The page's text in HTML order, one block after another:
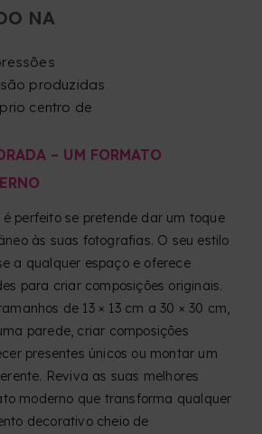
NA
produzidas
centro de
– UM FORMATO
perfeito se pretende dar um toque
às suas fotografias. O seu estilo
a qualquer espaço e oferece
para criar composições originais.
de 13 × 13 cm a 30 × 30 cm,
parede, criar composições
presentes únicos ou montar um
Reviva as suas melhores
moderno que transforma qualquer
decorativo cheio de